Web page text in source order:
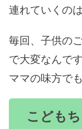
連れていくの
毎回、子供の
で大変なんで
ママの味方で
こども